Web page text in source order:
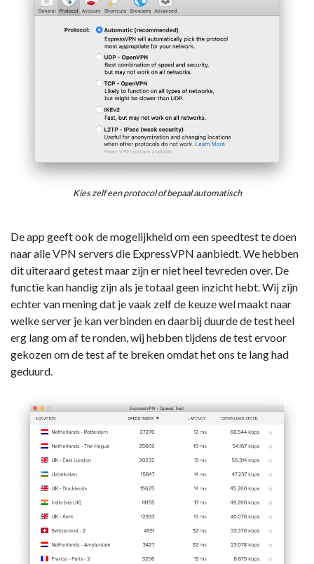
Kies zelf een protocol of bepaal automatisch
De app geeft ook de mogelijkheid om een speedtest te doen
naar alle VPN servers die ExpressVPN aanbiedt. We hebben
dit uiteraard getest maar zijn er niet heel tevreden over. De
functie kan handig zijn als je totaal geen inzicht hebt. Wij zijn
echter van mening dat je vaak zelf de keuze wel maakt naar
welke server je kan verbinden en daarbij duurde de test heel
erg lang om af te ronden, wij hebben tijdens de test ervoor
gekozen om de test af te breken omdat het ons te lang had
geduurd.